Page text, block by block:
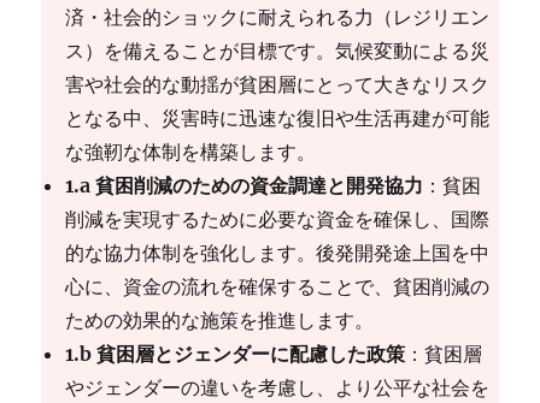
済・社会的ショックに耐えられる力（レジリエン
ス）を備えることが目標です。気候変動による災
害や社会的な動揺が貧困層にとって大きなリスク
となる中、災害時に迅速な復旧や生活再建が可能
な強靭な体制を構築します。
1.a 貧困削減のための資金調達と開発協力 ：貧困
削減を実現するために必要な資金を確保し、国際
的な協力体制を強化します。後発開発途上国を中
心に、資金の流れを確保することで、貧困削減の
ための効果的な施策を推進します。
1.b 貧困層とジェンダーに配慮した政策 ：貧困層
やジェンダーの違いを考慮し、より公平な社会を